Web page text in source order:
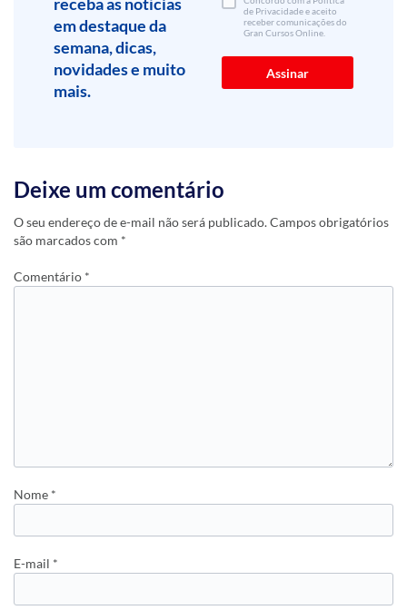
em destaque da
semana, dicas,
novidades e muito
mais.
de Privacidade e aceito
receber comunicações do
Gran Cursos Online.
Deixe um comentário
O seu endereço de e-mail não será publicado.Campos obrigatórios
são marcados com *
Comentário *
Nome *
E-mail *